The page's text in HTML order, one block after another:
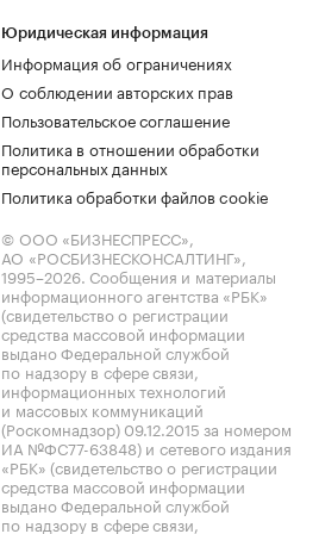
Юридическая информация
Информация об ограничениях
О соблюдении авторских прав
Пользовательское соглашение
Политика в отношении обработки
персональных данных
Политика обработки файлов cookie
© ООО «БИЗНЕСПРЕСС»,
АО «РОСБИЗНЕСКОНСАЛТИНГ»,
1995–2026. Сообщения и материалы
информационного агентства «РБК»
(свидетельство о регистрации
средства массовой информации
выдано Федеральной службой
по надзору в сфере связи,
информационных технологий
и массовых коммуникаций
(Роскомнадзор) 09.12.2015 за номером
ИА №ФС77-63848) и сетевого издания
«РБК» (свидетельство о регистрации
средства массовой информации
выдано Федеральной службой
по надзору в сфере связи,